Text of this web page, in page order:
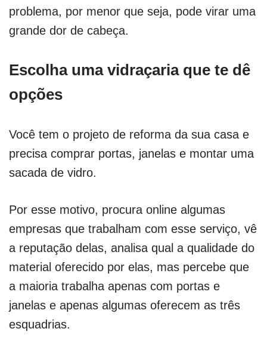
problema, por menor que seja, pode virar uma
grande dor de cabeça.
Escolha uma vidraçaria que te dê
opções
Você tem o projeto de reforma da sua casa e
precisa comprar portas, janelas e montar uma
sacada de vidro.
Por esse motivo, procura online algumas
empresas que trabalham com esse serviço, vê
a reputação delas, analisa qual a qualidade do
material oferecido por elas, mas percebe que
a maioria trabalha apenas com portas e
janelas e apenas algumas oferecem as três
esquadrias.